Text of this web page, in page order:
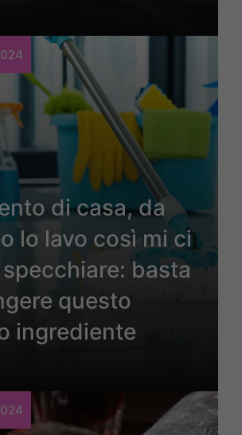
di casa, da
lo lavo così mi ci
basta
questo
ingrediente